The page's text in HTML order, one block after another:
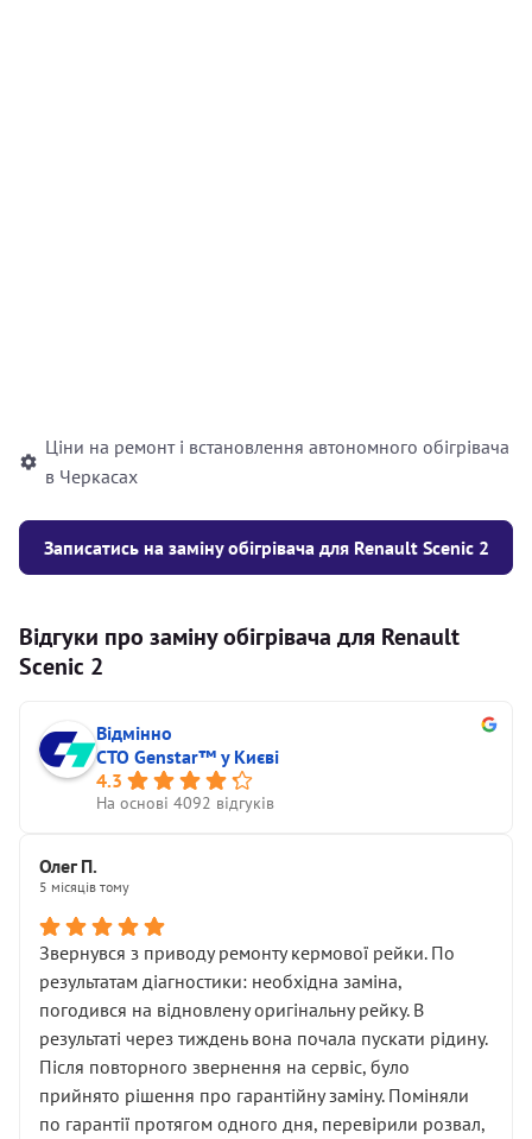
Ціни на ремонт і встановлення автономного обігрівача
в Черкасах
Записатись на заміну обігрівача для Renault Scenic 2
Відгуки про заміну обігрівача для Renault
Scenic 2
Відмінно
СТО Genstar™ у Києві
4.3
На основі 4092 відгуків
Олег П.
5 місяців тому
Звернувся з приводу ремонту кермової рейки. По
результатам діагностики: необхідна заміна,
погодився на відновлену оригінальну рейку. В
результаті через тиждень вона почала пускати рідину.
Після повторного звернення на сервіс, було
прийнято рішення про гарантійну заміну. Поміняли
по гарантії протягом одного дня, перевірили розвал,